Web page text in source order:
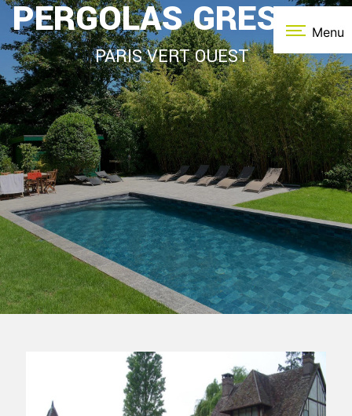
Menu
PERGOLAS GRESSEY
PARIS VERT OUEST
Panneau de gestion des cookies